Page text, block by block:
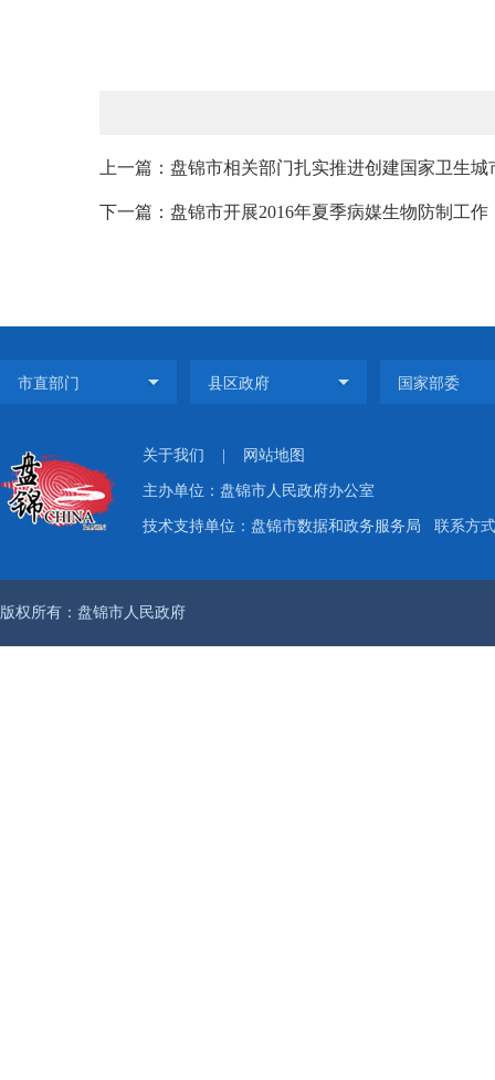
上一篇：盘锦市相关部门扎实推进创建国家卫生城
下一篇：盘锦市开展2016年夏季病媒生物防制工作
关于我们 网站地图
主办单位：盘锦市人民政府办公室
技术支持单位：盘锦市数据和政务服务局 联系方
版权所有：盘锦市人民政府